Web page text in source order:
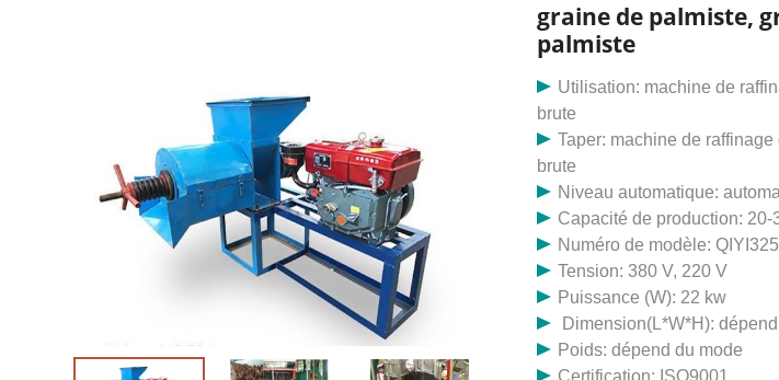
graine de palmiste,
palmiste
Utilisation: machine de
brute
Taper: machine de
brute
Niveau automatique:
Capacité de production: 20-
Numéro de modèle: QIYI325
Tension: 380 V, 220 V
Puissance (W): 22 kw
Dimension(L*W*H):
Poids: dépend du mode